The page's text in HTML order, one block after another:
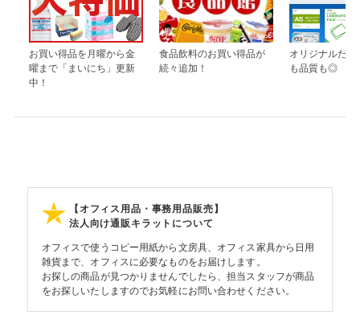
お買い得品を月曜から金
曜まで「まいにち」更新
中！
食品飲料のお買い得品が
続々追加！
オリジナルだか
も品質も◎
【オフィス用品・事務用品販売】
法人向け通販キラットについて
オフィスで使うコピー用紙から文房具、オフィス家具から日用
雑貨まで、オフィスに必要なものをお届けします。
お探しの商品が見つかりませんでしたら、担当スタッフが商品
をお探しいたしますのでお気軽にお問い合わせください。